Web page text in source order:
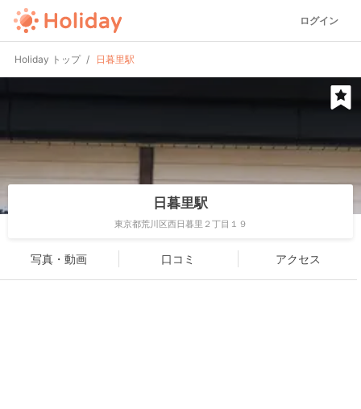
ログイン
Holiday トップ 日暮里駅
日暮里駅
東京都荒川区西日暮里２丁目１９
写真・動画 口コミ アクセス